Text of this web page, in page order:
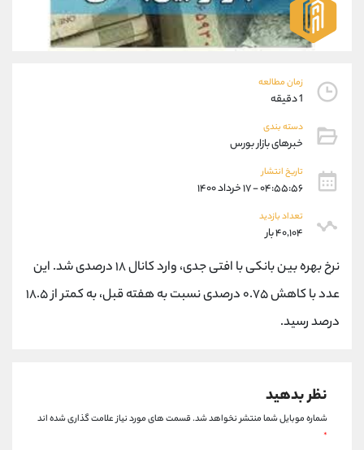
زمان مطالعه
1 دقیقه
دسته بندی
خبرهای بازار بورس
تاریخ انتشار
۰۴:۵۵:۵۶ - ۱۷ خرداد ۱۴۰۰
تعداد بازدید
۴۰,۱۰۴ بار
نرخ بهره بین بانکی با افتی جدی، وارد کانال ۱۸ درصدی شد. این
عدد با کاهش ۰.۷۵ درصدی نسبت به هفته قبل، به کمتر از ۱۸.۵
درصد رسید.
نظر بدهید
شماره موبایل شما منتشر نخواهد شد.قسمت های مورد نیاز علامت گذاری شده اند
*
09101364784
واتساپ شروع گفتگو
تلگرام @Armteam_admin_104
موبایل
تلگرام
داخلی
اطلاعات تماس
تلفن 021-22021030
021-22021040
اینستاگرام